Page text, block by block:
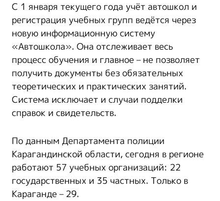
С 1 января текущего года учёт автошкол и
регистрация учебных групп ведётся через
новую информационную систему
«Автошкола». Она отслеживает весь
процесс обучения и главное – не позволяет
получить документы без обязательных
теоретических и практических занятий.
Система исключает и случаи подделки
справок и свидетельств.
По данным Департамента полиции
Карагандинской области, сегодня в регионе
работают 57 учебных организаций: 22
государственных и 35 частных. Только в
Караганде – 29.